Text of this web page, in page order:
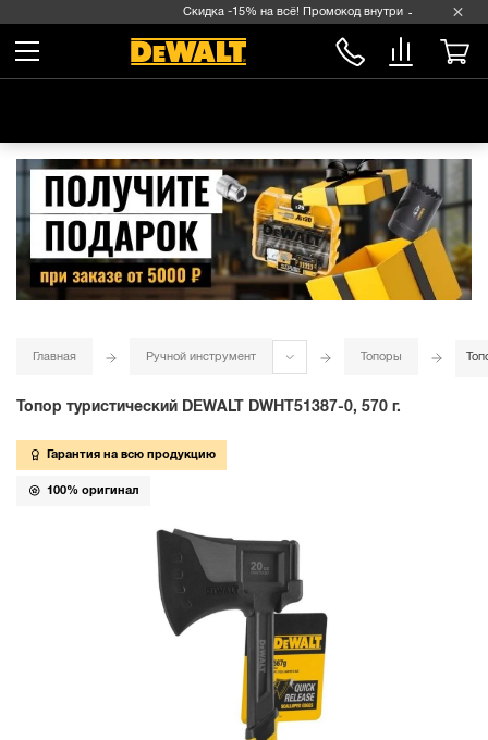
Скидка -15% на всё! Промокод внутри →
Главная Ручной инструмент Топоры
Топор туристический DEWALT DWHT51387-0, 570 г.
Гарантия на всю продукцию
100% оригинал